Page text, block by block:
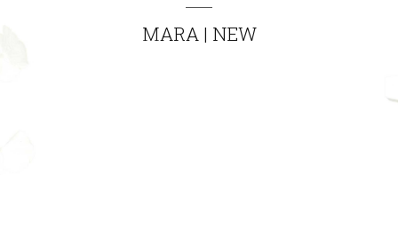
MARA | NEW